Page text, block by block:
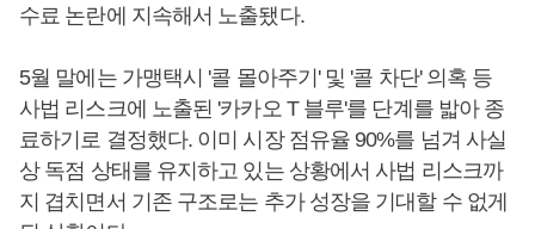
수료 논란에 지속해서 노출됐다.
5월 말에는 가맹택시 '콜 몰아주기' 및 '콜 차단' 의혹 등
사법 리스크에 노출된 '카카오 T 블루'를 단계를 밟아 종
료하기로 결정했다. 이미 시장 점유율 90%를 넘겨 사실
상 독점 상태를 유지하고 있는 상황에서 사법 리스크까
지 겹치면서 기존 구조로는 추가 성장을 기대할 수 없게